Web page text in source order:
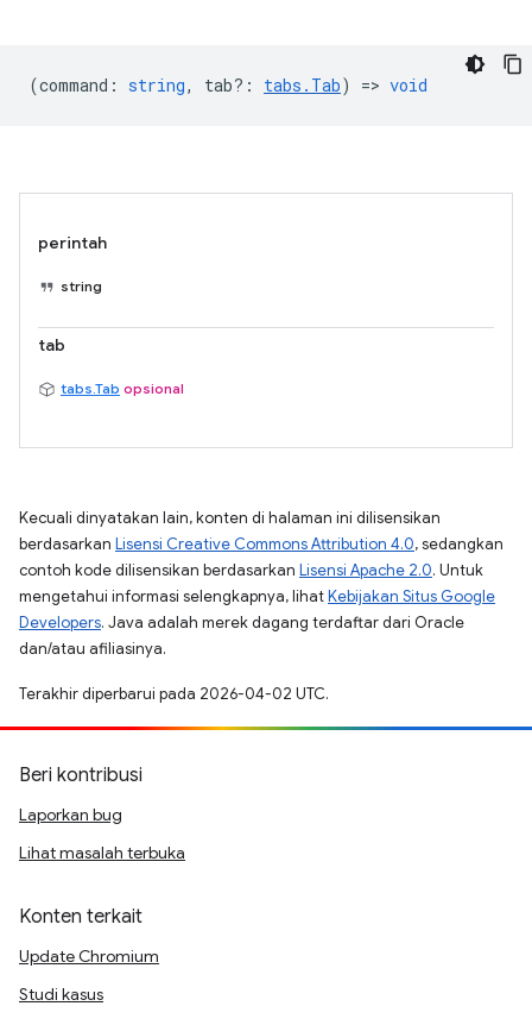
(command : string, tab? : tabs.Tab) => void
perintah
string
tab
tabs.Tab opsional
Kecuali dinyatakan lain, konten di halaman ini dilisensikan
berdasarkan Lisensi Creative Commons Attribution 4.0, sedangkan
contoh kode dilisensikan berdasarkan Lisensi Apache 2.0. Untuk
mengetahui informasi selengkapnya, lihatKebijakan Situs Google
Developers. Java adalah merek dagang terdaftar dari Oracle
dan/atau afiliasinya.
Terakhir diperbarui pada 2026-04-02 UTC.
Beri kontribusi
Laporkan bug
Lihat masalah terbuka
Konten terkait
Update Chromium
Studi kasus